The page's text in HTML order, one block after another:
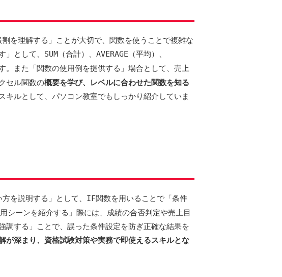
を理解する」ことが大切で、関数を使うことで複雑な
」として、 SUM （合計）、 AVERAGE （平均）、
。また「関数の使用例を提供する」場合として、売上
セル関数の概要を学び、レベルに合わせた関数を知る
ルとして、パソコン教室でもしっかり紹介していま
を説明する」として、 IF関数を用いることで「条件
シーンを紹介する」際には、成績の合否判定や売上目
する」ことで、誤った条件設定を防ぎ正確な結果を
が深まり、資格試験対策や実務で即使えるスキルとな